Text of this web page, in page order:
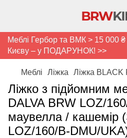
Меблі Гербор та ВМК > 15 000
Києву – у ПОДАРУНОК! >>
Меблі Ліжка Ліжка BLACK
Ліжко з підйомним
DALVA BRW LOZ/
маувелла / кашемір
LOZ/160/B-DMU/